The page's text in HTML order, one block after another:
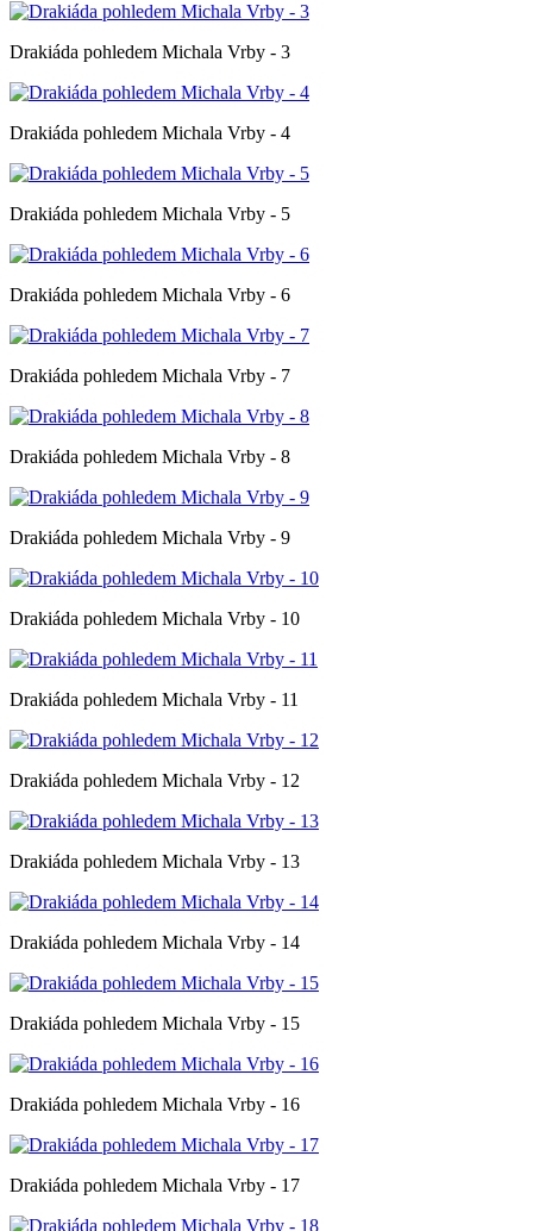
Drakiáda pohledem Michala Vrby - 3
Drakiáda pohledem Michala Vrby - 4
Drakiáda pohledem Michala Vrby - 5
Drakiáda pohledem Michala Vrby - 6
Drakiáda pohledem Michala Vrby - 7
Drakiáda pohledem Michala Vrby - 8
Drakiáda pohledem Michala Vrby - 9
Drakiáda pohledem Michala Vrby - 10
Drakiáda pohledem Michala Vrby - 11
Drakiáda pohledem Michala Vrby - 12
Drakiáda pohledem Michala Vrby - 13
Drakiáda pohledem Michala Vrby - 14
Drakiáda pohledem Michala Vrby - 15
Drakiáda pohledem Michala Vrby - 16
Drakiáda pohledem Michala Vrby - 17